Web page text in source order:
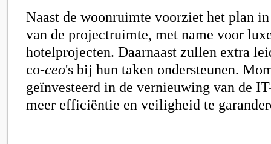
Naast de woonruimte voorziet het plan
van de projectruimte, met name voor
hotelprojecten. Daarnaast zullen extra
co-ceo's bij hun taken ondersteunen.
geïnvesteerd in de vernieuwing van de
meer efficiëntie en veiligheid te